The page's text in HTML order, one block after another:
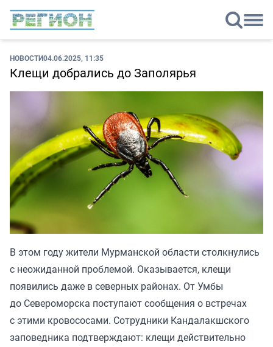
НОВОСТИ04.06.2025, 11:35
Клещи добрались до Заполярья
В этом году жители Мурманской области столкнулись
с неожиданной проблемой. Оказывается, клещи
появились даже в северных районах. От Умбы
до Североморска поступают сообщения о встречах
с этими кровососами. Сотрудники Кандалакшского
заповедника подтверждают: клещи действительно